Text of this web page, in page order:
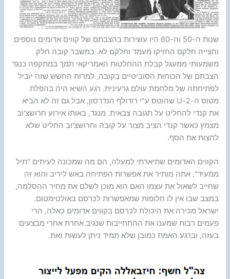
שנות ה-50 וה-60 היו עשירות בהצבתם של קווים אדומים נוספים
וחצייה חלקם החזיקו מעמד וחלקם לא. במשבר קובה חלק
משמעותי ממעגל קבלת ההחלטות האמריקאי תמך במתקפה כנגד
הצבתם של הכוחות הסוביטיים בקובה, למרות החשש שזה יוביל
לפתיחתה של מלחמת עולם גרעינית. רגע השיא היה בהפלת
מטוס ה-2-U שהוטס ע"י רודולף הנדרסון, אבל גם זה לא הביא
את קנדי להחליט על תגובה צבאית. מנגד, באותו אירוע חרושצ'וב
מצמץ כאשר קנדי הציב מצור על קובה וחרושצ'וב החליט שלא
לחצות את הסף.
הקווים האדומים שתיארתי למעלה, הם מה שמכונה לעיתים "תיל
ממעיד", אתה מותיר את אפשרות הפתיחה באש ליריב והוא זה
שחייב לשאול את עצמו האם הוא מוכן לשלם את מחיר ההסלמה,
במצב שבו אין לו חלופות שמאפשרות לכרסם באולטימטום.
ישראל מכירה את היכולת לכרסם בקווים אדומים כאלה, הרי
פעמים רבות שמענו את ההתחייבות שנגיב אחרת אחרי מבצעים
בעזה, וברגע האמת כמובן שלא תמיד ניתן לעשות זאת.